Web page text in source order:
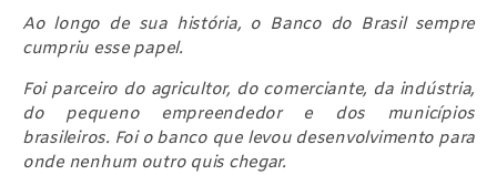
Ao longo de sua história, o Banco do Brasil sempre
cumpriu esse papel.
Foi parceiro do agricultor, do comerciante, da indústria,
do pequeno empreendedor e dos municípios
brasileiros. Foi o banco que levou desenvolvimento para
onde nenhum outro quis chegar.